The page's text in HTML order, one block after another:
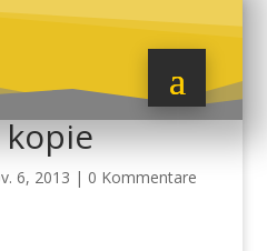
kopie
6, 2013 | 0 Kommentare